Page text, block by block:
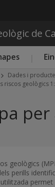
de
Dades i
riscos geològics
geològics
perills